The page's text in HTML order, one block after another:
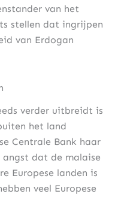
van het
stellen dat ingrijpen
van Erdogan
verder uitbreidt is
het land
Centrale Bank haar
dat de malaise
Europese landen is
veel Europese